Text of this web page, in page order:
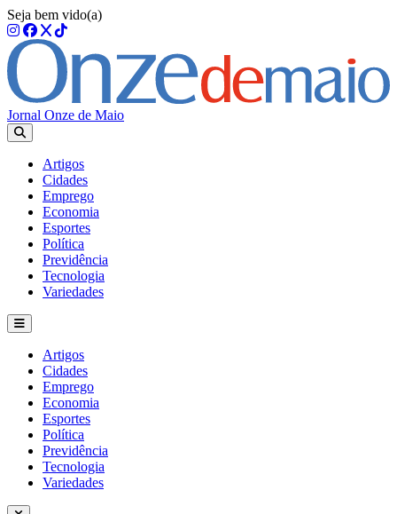
Seja bem vido(a)
Jornal Onze de Maio
Artigos
Cidades
Emprego
Economia
Esportes
Política
Previdência
Tecnologia
Variedades
Artigos
Cidades
Emprego
Economia
Esportes
Política
Previdência
Tecnologia
Variedades